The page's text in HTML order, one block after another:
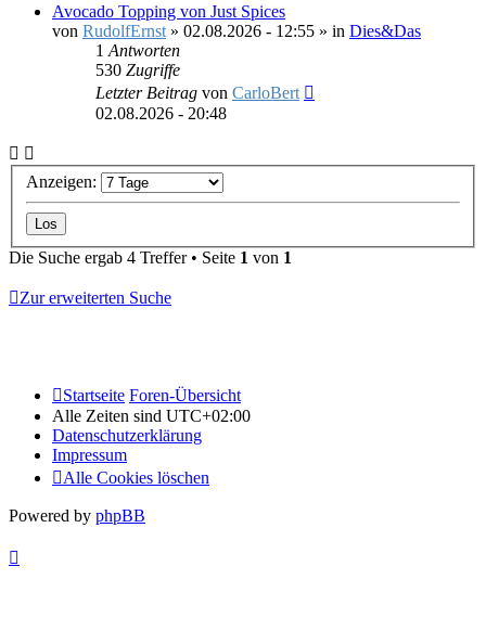
Avocado Topping von Just Spices
von RudolfErnst » 02.08.2026 - 12:55 » in Dies&Das
1 Antworten
530 Zugriffe
Letzter Beitrag von CarloBert
02.08.2026 - 20:48
Anzeigen:
Die Suche ergab 4 Treffer • Seite 1 von 1
Zur erweiterten Suche
Startseite Foren-Übersicht
Alle Zeiten sind UTC+02:00
Datenschutzerklärung
Impressum
Alle Cookies löschen
Powered by phpBB